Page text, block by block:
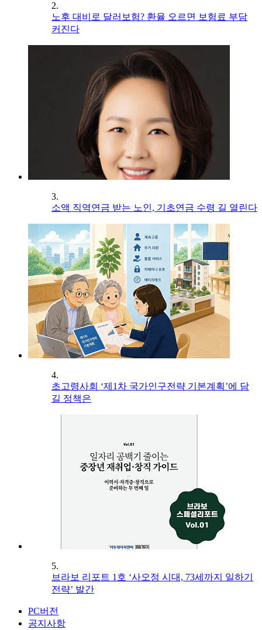
2.
노후 대비로 달러보험? 환율 오르면 보험료 부담
커진다
3.
소액 직역연금 받는 노인, 기초연금 수령 길 열린다
4.
초고령사회 ‘제1차 국가인구전략 기본계획’에 담
길 정책은
5.
브라보 리포트 1호 ‘사오정 시대, 73세까지 일하기
전략’ 발간
PC버전
공지사항